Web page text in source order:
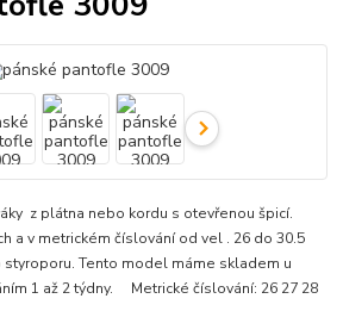
z plátna nebo kordu s otevřenou špicí.
a v metrickém číslování od vel . 26 do 30.5
styroporu. Tento model máme skladem u
1 až 2 týdny. Metrické číslování: 26 27 28